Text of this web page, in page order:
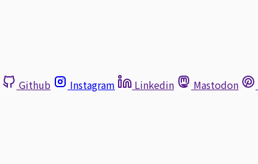
Github Instagram Linkedin Mastodon